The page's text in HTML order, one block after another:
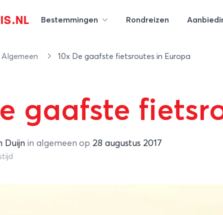
Bestemmingen Rondreizen
Algemeen 10x De gaafste fietsroutes in Europa
gaafste
Duijn in algemeen op 28 augustus 2017